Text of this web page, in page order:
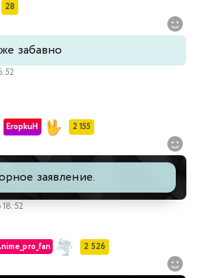
28
забавно
EropkuH 2 155
заявление.
18:52
2 526